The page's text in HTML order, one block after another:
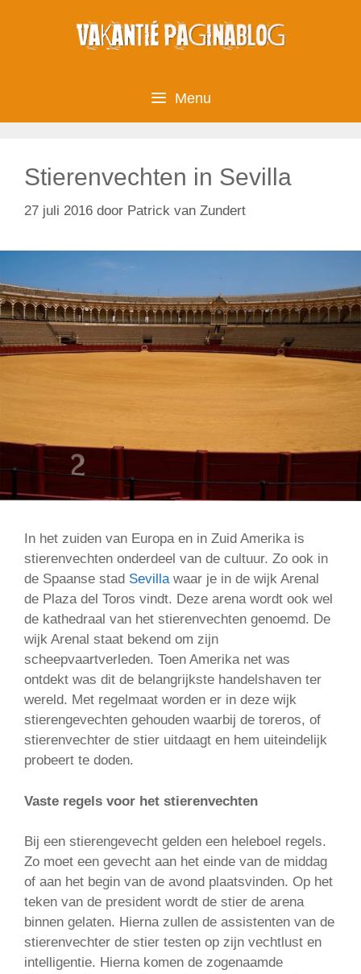
Menu
Stierenvechten in Sevilla
27 juli 2016 door Patrick van Zundert
In het zuiden van Europa en in Zuid Amerika is
stierenvechten onderdeel van de cultuur. Zo ook in
de Spaanse stad Sevillawaar je in de wijk Arenal
de Plaza del Toros vindt. Deze arena wordt ook wel
de kathedraal van het stierenvechten genoemd. De
wijk Arenal staat bekend om zijn
scheepvaartverleden. Toen Amerika net was
ontdekt was dit de belangrijkste handelshaven ter
wereld. Met regelmaat worden er in deze wijk
stierengevechten gehouden waarbij de toreros, of
stierenvechter de stier uitdaagt en hem uiteindelijk
probeert te doden.
Vaste regels voor het stierenvechten
Bij een stierengevecht gelden een heleboel regels.
Zo moet een gevecht aan het einde van de middag
of aan het begin van de avond plaatsvinden. Op het
teken van de president wordt de stier de arena
binnen gelaten. Hierna zullen de assistenten van de
stierenvechter de stier testen op zijn vechtlust en
intelligentie. Hierna komen de zogenaamde